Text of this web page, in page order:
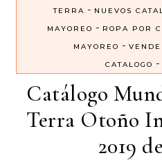
TERRA - NUEVOS
MAYOREO - ROPA POR
MAYOREO -
CATALOGO -
Catálogo
Terra Otoño
2019